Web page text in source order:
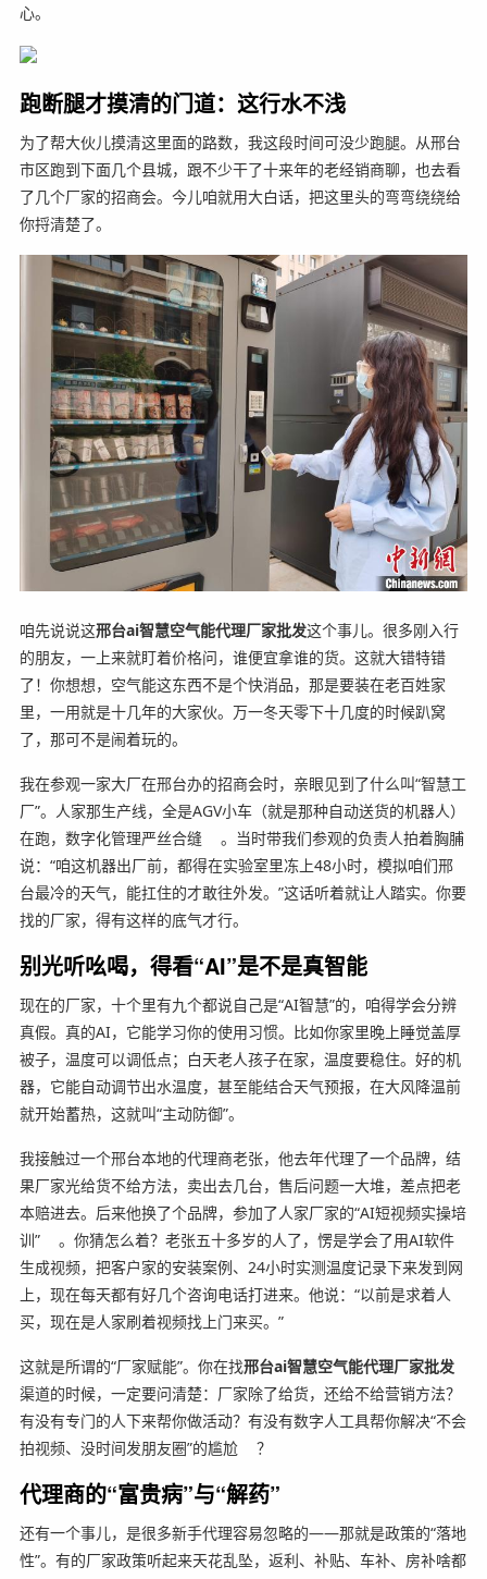
心。
跑断腿才摸清的门道：这行水不浅
为了帮大伙儿摸清这里面的路数，我这段时间可没少跑腿。从邢台
市区跑到下面几个县城，跟不少干了十来年的老经销商聊，也去看
了几个厂家的招商会。今儿咱就用大白话，把这里头的弯弯绕绕给
你捋清楚了。
咱先说说这邢台ai智慧空气能代理厂家批发这个事儿。很多刚入行
的朋友，一上来就盯着价格问，谁便宜拿谁的货。这就大错特错
了！你想想，空气能这东西不是个快消品，那是要装在老百姓家
里，一用就是十几年的大家伙。万一冬天零下十几度的时候趴窝
了，那可不是闹着玩的。
我在参观一家大厂在邢台办的招商会时，亲眼见到了什么叫“智慧工
厂”。人家那生产线，全是AGV小车（就是那种自动送货的机器人）
在跑，数字化管理严丝合缝
。当时带我们参观的负责人拍着胸脯
说：“咱这机器出厂前，都得在实验室里冻上48小时，模拟咱们邢
台最冷的天气，能扛住的才敢往外发。”这话听着就让人踏实。你要
找的厂家，得有这样的底气才行。
别光听吆喝，得看“AI”是不是真智能
现在的厂家，十个里有九个都说自己是“AI智慧”的，咱得学会分辨
真假。真的AI，它能学习你的使用习惯。比如你家里晚上睡觉盖厚
被子，温度可以调低点；白天老人孩子在家，温度要稳住。好的机
器，它能自动调节出水温度，甚至能结合天气预报，在大风降温前
就开始蓄热，这就叫“主动防御”。
我接触过一个邢台本地的代理商老张，他去年代理了一个品牌，结
果厂家光给货不给方法，卖出去几台，售后问题一大堆，差点把老
本赔进去。后来他换了个品牌，参加了人家厂家的“AI短视频实操培
训”
。你猜怎么着？老张五十多岁的人了，愣是学会了用AI软件
生成视频，把客户家的安装案例、24小时实测温度记录下来发到网
上，现在每天都有好几个咨询电话打进来。他说：“以前是求着人
买，现在是人家刷着视频找上门来买。”
这就是所谓的“厂家赋能”。你在找邢台ai智慧空气能代理厂家批发
渠道的时候，一定要问清楚：厂家除了给货，还给不给营销方法？
有没有专门的人下来帮你做活动？有没有数字人工具帮你解决“不会
拍视频、没时间发朋友圈”的尴尬
？
代理商的“富贵病”与“解药”
还有一个事儿，是很多新手代理容易忽略的——那就是政策的“落地
性”。有的厂家政策听起来天花乱坠，返利、补贴、车补、房补啥都